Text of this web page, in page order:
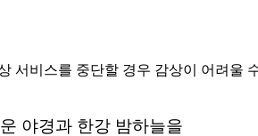
서비스를 중단할 경우 감상이 어려울
야경과 한강 밤하늘을